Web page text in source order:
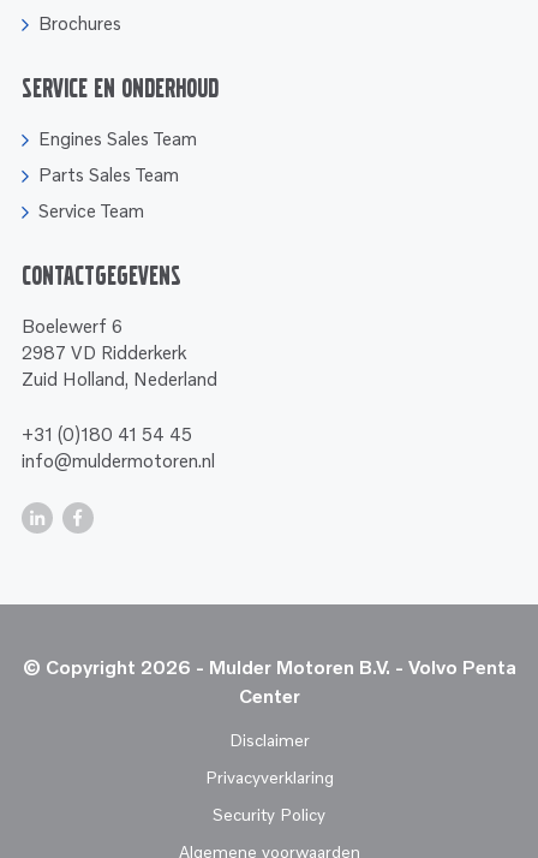
Brochures
Service en onderhoud
Engines Sales Team
Parts Sales Team
Service Team
Contactgegevens
Boelewerf 6
2987 VD Ridderkerk
Zuid Holland, Nederland
+31 (0)180 41 54 45
info@muldermotoren.nl
© Copyright 2026 - Mulder Motoren B.V. - Volvo Penta
Center
Disclaimer
Privacyverklaring
Security Policy
Algemene voorwaarden